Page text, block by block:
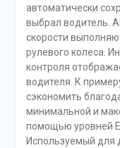
автоматически
выбрал водитель.
скорости
рулевого колеса.
контроля
водителя. К
сэкономить
минимальной и
помощью уровней
Используемый для